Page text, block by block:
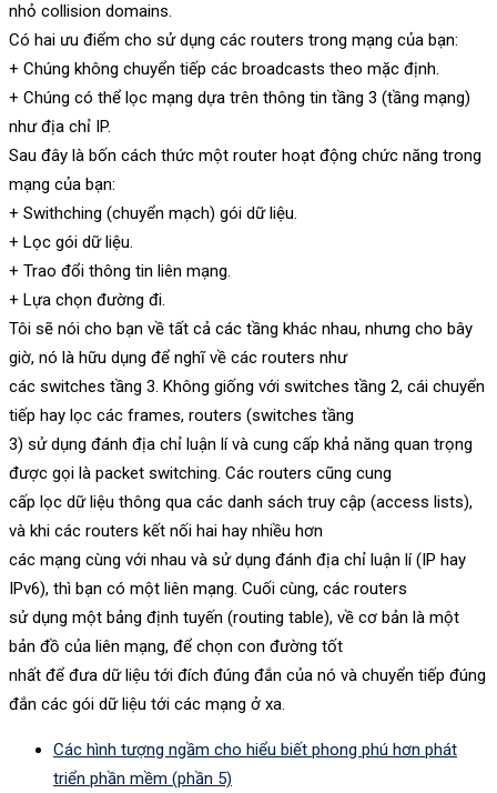
nhỏ collision domains.
Có hai ưu điểm cho sử dụng các routers trong mạng của bạn:
+ Chúng không chuyển tiếp các broadcasts theo mặc định.
+ Chúng có thể lọc mạng dựa trên thông tin tầng 3 (tầng mạng)
như địa chỉ IP.
Sau đây là bốn cách thức một router hoạt động chức năng trong
mạng của bạn:
+ Swithching (chuyển mạch) gói dữ liệu.
+ Lọc gói dữ liệu.
+ Trao đổi thông tin liên mạng.
+ Lựa chọn đường đi.
Tôi sẽ nói cho bạn về tất cả các tầng khác nhau, nhưng cho bây
giờ, nó là hữu dụng để nghĩ về các routers như
các switches tầng 3. Không giống với switches tầng 2, cái chuyển
tiếp hay lọc các frames, routers (switches tầng
3) sử dụng đánh địa chỉ luận lí và cung cấp khả năng quan trọng
được gọi là packet switching. Các routers cũng cung
cấp lọc dữ liệu thông qua các danh sách truy cập (access lists),
và khi các routers kết nối hai hay nhiều hơn
các mạng cùng với nhau và sử dụng đánh địa chỉ luận lí (IP hay
IPv6), thì bạn có một liên mạng. Cuối cùng, các routers
sử dụng một bảng định tuyến (routing table), về cơ bản là một
bản đồ của liên mạng, để chọn con đường tốt
nhất để đưa dữ liệu tới đích đúng đắn của nó và chuyển tiếp đúng
đắn các gói dữ liệu tới các mạng ở xa.
Các hình tượng ngầm cho hiểu biết phong phú hơn phát
triển phần mềm (phần 5)